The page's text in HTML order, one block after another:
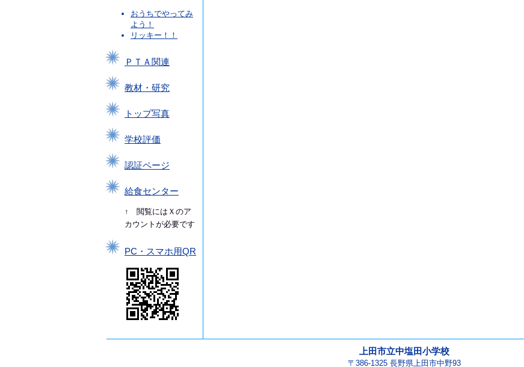
おうちでやってみ
よう！
リッキー！！
ＰＴＡ関連
教材・研究
トップ写真
学校評価
認証ページ
給食センター
↑ 閲覧にはＸのア
カウントが必要です
PC・スマホ用QR
上田市立中塩田小学校
〒386-1325 長野県上田市中野93